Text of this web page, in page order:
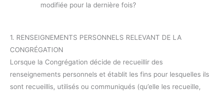
modifiée pour la dernière fois?
1. RENSEIGNEMENTS PERSONNELS RELEVANT DE LA
CONGRÉGATION
Lorsque la Congrégation décide de recueillir des
renseignements personnels et établit les fins pour lesquelles ils
sont recueillis, utilisés ou communiqués (qu’elle les recueille,